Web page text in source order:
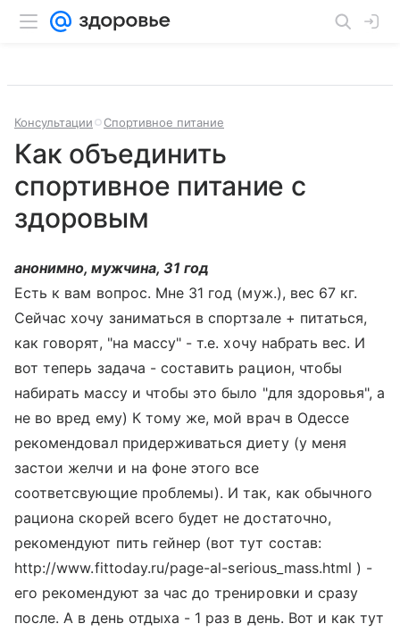
Консультации Спортивное питание
Как объединить
спортивное питание с
здоровым
анонимно, мужчина, 31 год
Есть к вам вопрос. Мне 31 год (муж.), вес 67 кг.
Сейчас хочу заниматься в спортзале + питаться,
как говорят, "на массу" - т.е. хочу набрать вес. И
вот теперь задача - составить рацион, чтобы
набирать массу и чтобы это было "для здоровья", а
не во вред ему) К тому же, мой врач в Одессе
рекомендовал придерживаться диету (у меня
застои желчи и на фоне этого все
соответсвующие проблемы). И так, как обычного
рациона скорей всего будет не достаточно,
рекомендуют пить гейнер (вот тут состав:
http://www.fittoday.ru/page-al-serious_mass.html ) -
его рекомендуют за час до тренировки и сразу
после. А в день отдыха - 1 раз в день. Вот и как тут